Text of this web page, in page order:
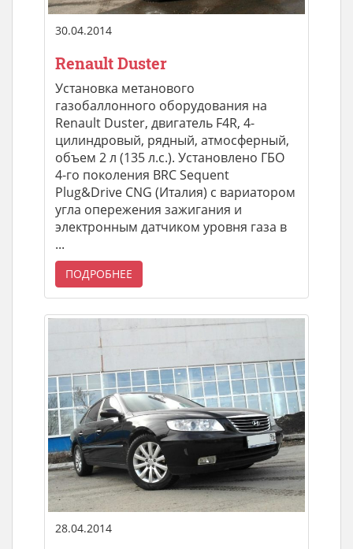
30.04.2014
Renault Duster
Установка метанового
газобаллонного оборудования на
Renault Duster, двигатель F4R, 4-
цилиндровый, рядный, атмосферный,
объем 2 л (135 л.с.). Установлено ГБО
4-го поколения BRC Sequent
Plug&Drive CNG (Италия) с вариатором
угла опережения зажигания и
электронным датчиком уровня газа в
...
ПОДРОБНЕЕ
28.04.2014